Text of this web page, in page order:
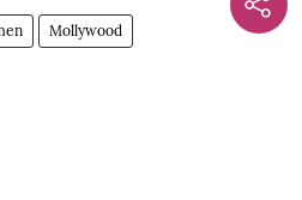
Mollywood